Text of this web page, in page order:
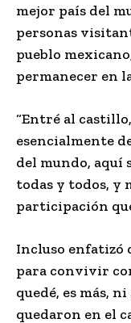
mejor país del
personas
pueblo
permanecer en
“Entré al
esencialmente
del mundo, aquí
todas y todos, y
participación
Incluso enfatizó
para convivir
quedé, es más,
quedaron en el